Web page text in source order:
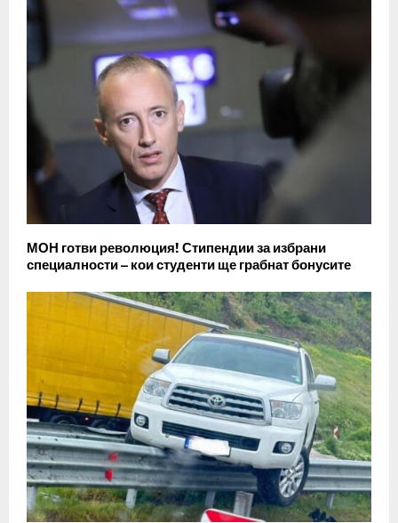
МОН готви революция! Стипендии за избрани
специалности – кои студенти ще грабнат бонусите